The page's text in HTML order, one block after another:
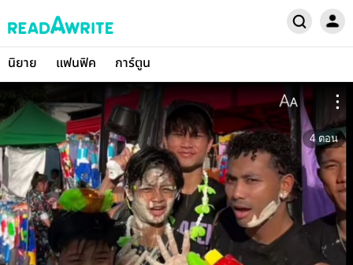
นิยาย แฟนฟิค การ์ตูน
4 ตอน